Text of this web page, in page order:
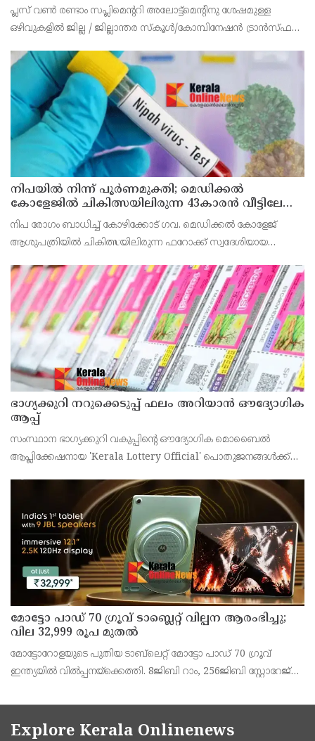
പ്ലസ് വൺ രണ്ടാം സപ്ലിമെന്ററി അലോട്ട്‌മെന്റിനു ശേഷമുള്ള
ഒഴിവുകളിൽ ജില്ല / ജില്ലാന്തര സ്‌കൂൾ/കോമ്പിനേഷൻ ട്രാൻസ്ഫർ
വൈകിട്ട് 4 മണി വരെ നൽകിയിരുന്നു
നിപയിൽ നിന്ന് പൂർണമുക്തി; മെഡിക്കൽ
കോളേജിൽ ചികിത്സയിലിരുന്ന 43കാരൻ വീട്ടിലേക്ക്
മടങ്ങി
നിപ രോഗം ബാധിച്ച് കോഴിക്കോട് ഗവ. മെഡിക്കൽ കോളേജ്
ആശുപത്രിയിൽ ചികിത്സയിലിരുന്ന ഫറോക്ക് സ്വദേശിയായ
ഭാഗ്യക്കുറി നറുക്കെടുപ്പ് ഫലം അറിയാൻ ഔദ്യോഗിക
ആപ്പ്
സംസ്ഥാന ഭാഗ്യക്കുറി വകുപ്പിന്റെ ഔദ്യോഗിക മൊബൈൽ
ആപ്ലിക്കേഷനായ 'Kerala Lottery Official' പൊതുജനങ്ങൾക്ക്
അഞ്ജു കെ എസ് അറിയിച്ചു.
മോട്ടോ പാഡ് 70 ഗ്രൂവ് ടാബ്ലെറ്റ് വില്പന ആരംഭിച്ചു;
വില 32,999 രൂപ മുതൽ
മോട്ടോറോളയുടെ പുതിയ ടാബ്‌ലെറ്റ് മോട്ടോ പാഡ് 70 ഗ്രൂവ്
ഇന്ത്യയിൽ വിൽപ്പനയ്‌ക്കെത്തി. 8ജിബി റാം, 256ജിബി സ്റ്റോറേജ്
ഉൾപ്പെടെ 32,999 രൂപയാണ് ഫലപ്രദമായ
Explore Kerala Onlinenews